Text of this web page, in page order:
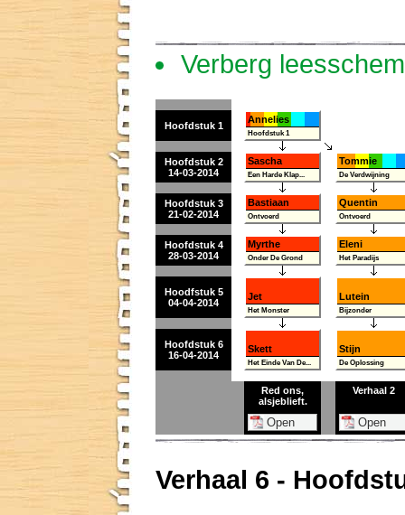
Verberg
Hoofdstuk 1
Annelies
Hoofdstuk 1
Hoofdstuk 2
14-03-2014
Sascha
Een Harde Klap...
Tommie
De Verdwijning
Hoofdstuk 3
21-02-2014
Bastiaan
Ontvoerd
Quentin
Ontvoerd
Hoofdstuk 4
28-03-2014
Myrthe
Onder De Grond
Eleni
Het Paradijs
Hoodfstuk 5
04-04-2014
Jet
Het Monster
Lutein
Bijzonder
Hoofdstuk 6
16-04-2014
Skett
Het Einde Van De...
Stijn
De Oplossing
Red ons,
alsjeblieft.
Verhaal 2
Verhaal 6 -